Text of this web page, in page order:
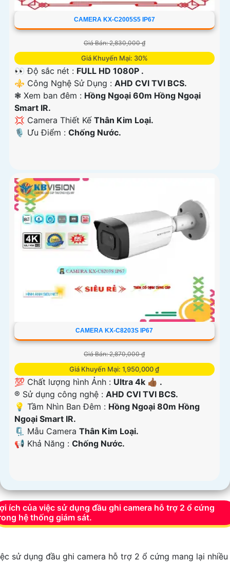
CAMERA KX-C2005S5 IP67
Giá Bán: 2,830,000 ₫
Giá Khuyến Mại: 30%
👀 Độ sắc nét : FULL HD 1080P .
⚜️ Công Nghệ Sử Dụng : AHD CVI TVI BCS.
❃ Xem ban đêm : Hồng Ngoại 60m Hồng Ngoại
Smart IR.
💢 Camera Thiết Kế Thân Kim Loại.
️🎙 Ưu Điểm : Chống Nước.
CAMERA KX-C8203S IP67
Giá Bán: 2,870,000 ₫
Giá Khuyến Mại: 1,950,000 ₫
💯 Chất lượng hình Ảnh : Ultra 4k 👍🏾 .
®️ Sử dụng công nghệ : AHD CVI TVI BCS.
💡 Tầm Nhìn Ban Đêm : Hồng Ngoại 80m Hồng
Ngoại Smart IR.
🗜️ Mẫu Camera Thân Kim Loại.
️📢 Khả Năng : Chống Nước.
ích của việc sử dụng đầu ghi camera hỗ trợ 2 ổ cứng
hệ thống giám sát.
sử dụng đầu ghi camera hỗ trợ 2 ổ cứng mang lại nhiều